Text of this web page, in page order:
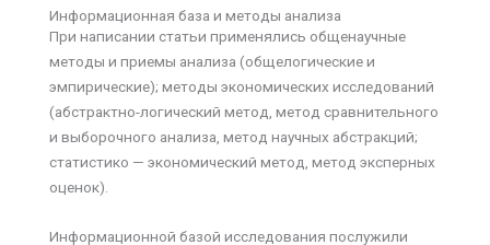
Информационная база и методы анализа
При написании статьи применялись общенаучные
методы и приемы анализа (общелогические и
эмпирические); методы экономических исследований
(абстрактно-логический метод, метод сравнительного
и выборочного анализа, метод научных абстракций;
статистико — экономический метод, метод эксперных
оценок).
Информационной базой исследования послужили